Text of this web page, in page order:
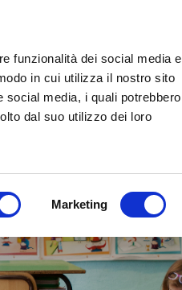
funzionalità dei social media e
in cui utilizza il nostro sito
media, i quali potrebbero
dal suo utilizzo dei loro
Marketing